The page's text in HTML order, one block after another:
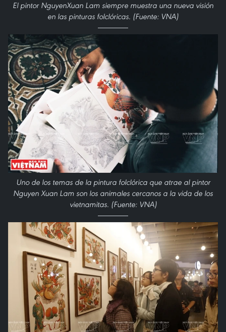
El pintor NguyenXuan Lam siempre muestra una nueva visión
en las pinturas folclóricas. (Fuente: VNA)
Uno de los temas de la pintura folclórica que atrae al pintor
Nguyen Xuan Lam son los animales cercanos a la vida de los
vietnamitas. (Fuente: VNA)